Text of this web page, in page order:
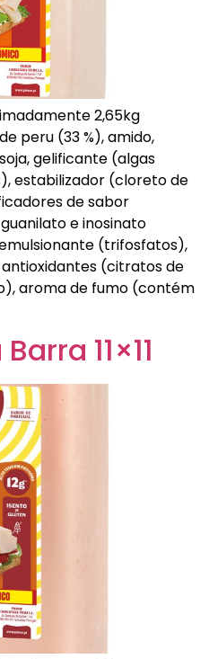
2,65kg
peru (33 %), amido,
gelificante (algas
estabilizador (cloreto de
de sabor
e inosinato
(trifosfatos),
(citratos de
aroma de fumo (contém
11×11